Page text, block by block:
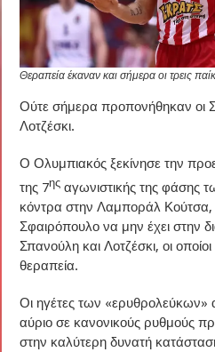
Θεραπεία έκαναν και σήμερα οι τρεις
Ούτε σήμερα προπονήθηκαν οι
Λοτζέσκι.
Ο Ολυμπιακός ξεκίνησε την
της 7ης αγωνιστικής της φάσης
κόντρα στην Λαμποράλ Κούτσα,
Σφαιρόπουλο να μην έχει στην
Σπανούλη και Λοτζέσκι, οι
θεραπεία.
Οι ηγέτες των «ερυθρολεύκων»
αύριο σε κανονικούς ρυθμούς
στην καλύτερη δυνατή